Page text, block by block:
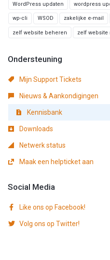
WordPress updaten wordpress
wp-cli WSOD zakelijke e-mail
zelf website beheren zelf website
Ondersteuning
Mijn Support Tickets
Nieuws & Aankondigingen
Kennisbank
Downloads
Netwerk status
Maak een helpticket aan
Social Media
Like ons op Facebook!
Volg ons op Twitter!